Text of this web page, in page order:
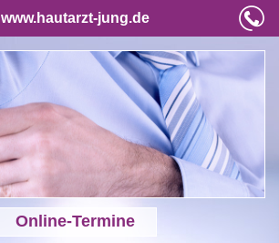
www.hautarzt-jung.de
Online-Termine